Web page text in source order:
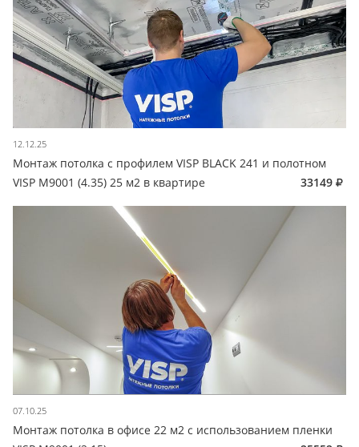
12.12.25
Монтаж потолка с профилем VISP BLACK 241 и полотном
VISP M9001 (4.35) 25 м2 в квартире
33149
07.10.25
Монтаж потолка в офисе 22 м2 с использованием пленки